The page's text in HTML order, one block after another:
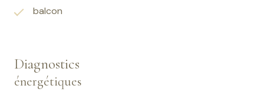
balcon
Diagnostics
énergétiques